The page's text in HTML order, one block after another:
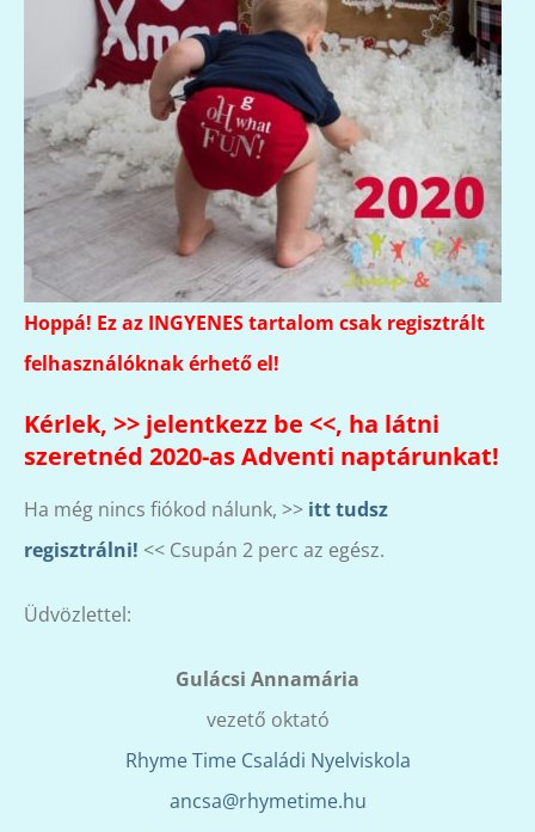
Hoppá! Ez az INGYENES tartalom csak regisztrált
felhasználóknak érhető el!
Kérlek, >> jelentkezz be <<, ha látni
szeretnéd 2020-as Adventi naptárunkat!
Ha még nincs fiókod nálunk, >> itt tudsz
regisztrálni! << Csupán 2 perc az egész.
Üdvözlettel:
Gulácsi Annamária
vezető oktató
Rhyme Time Családi Nyelviskola
ancsa@rhymetime.hu